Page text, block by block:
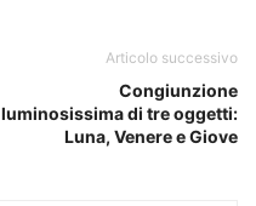
Articolo successivo
Congiunzione
luminosissima di tre oggetti:
Luna, Venere e Giove